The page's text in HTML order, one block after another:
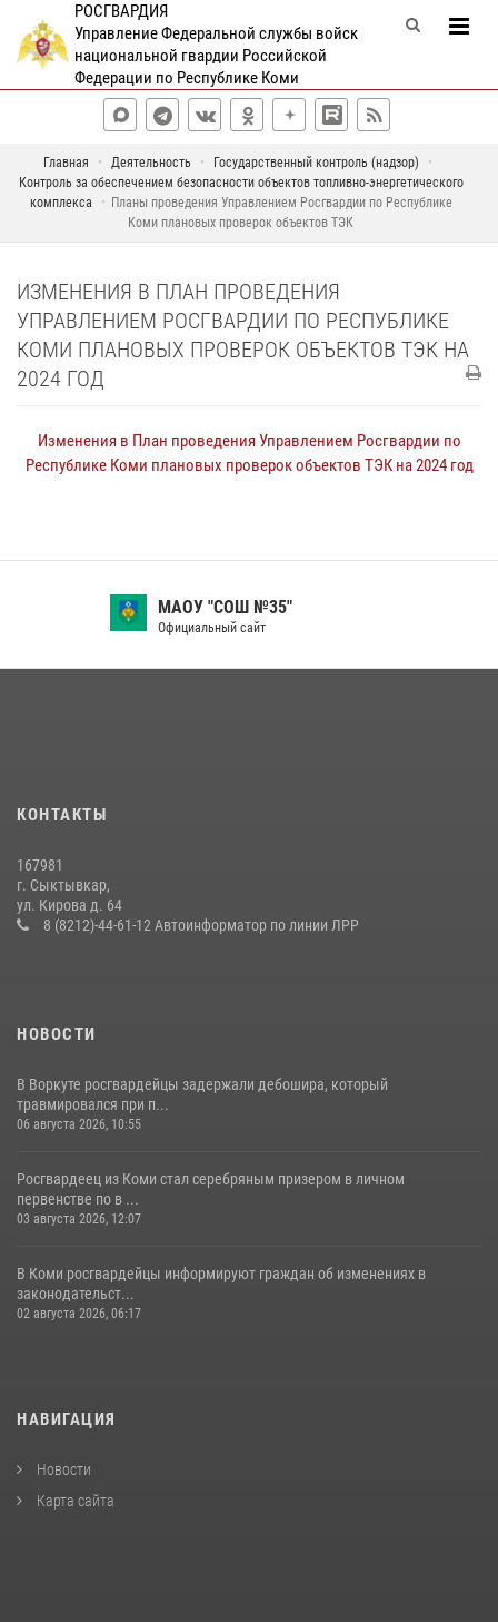
РОСГВАРДИЯ
Управление Федеральной службы войск
национальной гвардии Российской
Федерации по Республике Коми
Главная Деятельность
Государственный контроль (надзор)
Контроль за обеспечением безопасности объектов топливно-энергетического
комплекса
Планы проведения Управлением Росгвардии по Республике
Коми плановых проверок объектов ТЭК
ИЗМЕНЕНИЯ В ПЛАН ПРОВЕДЕНИЯ
УПРАВЛЕНИЕМ РОСГВАРДИИ ПО РЕСПУБЛИКЕ
КОМИ ПЛАНОВЫХ ПРОВЕРОК ОБЪЕКТОВ ТЭК НА
2024 ГОД
Изменения в План проведения Управлением Росгвардии по
Республике Коми плановых проверок объектов ТЭК на 2024 год
МАОУ "СОШ №35"
Официальный сайт
КОНТАКТЫ
167981
г. Сыктывкар,
ул. Кирова д. 64
8 (8212)-44-61-12 Автоинформатор по линии ЛРР
НОВОСТИ
В Воркуте росгвардейцы задержали дебошира, который
травмировался при п...
06 августа 2026, 10:55
Росгвардеец из Коми стал серебряным призером в личном
первенстве по в ...
03 августа 2026, 12:07
В Коми росгвардейцы информируют граждан об изменениях в
законодательст...
02 августа 2026, 06:17
НАВИГАЦИЯ
Новости
Карта сайта